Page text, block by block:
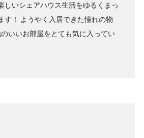
しいシェアハウス生活をゆるくまっ
す！ ようやく入居できた憧れの物
いいお部屋をとても気に入ってい